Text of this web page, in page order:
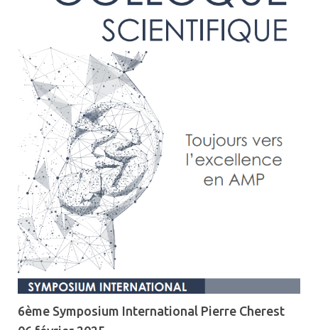
6ème Symposium International Pierre Cherest